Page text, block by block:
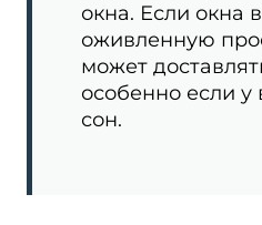
окна. Если окна
оживленную
может
особенно если у
сон.